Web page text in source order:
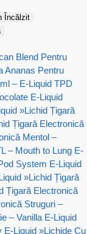
Încălzit
Blend Pentru
Ananas Pentru
– E-Liquid TPD
E-Liquid
»Lichid Țigară
Țigară Electronică
Mentol –
– Mouth to Lung E-
System E-Liquid
»Lichid Țigară
Țigară Electronică
Struguri –
– Vanilla E-Liquid
E-Liquid »Lichide Cu